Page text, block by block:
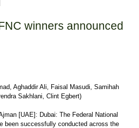
winners announced
Aghaddir Ali, Faisal Masudi, Samihah
Sakhlani, Clint Egbert)
[UAE]: Dubai: The Federal National
been successfully conducted across the